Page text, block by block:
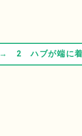
→ 2 ハブが端に着